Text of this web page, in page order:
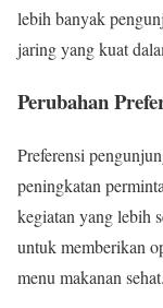
lebih banyak
jaring yang kuat
Perubahan
Preferensi
peningkatan
kegiatan yang lebih
untuk memberikan
menu makanan sehat.